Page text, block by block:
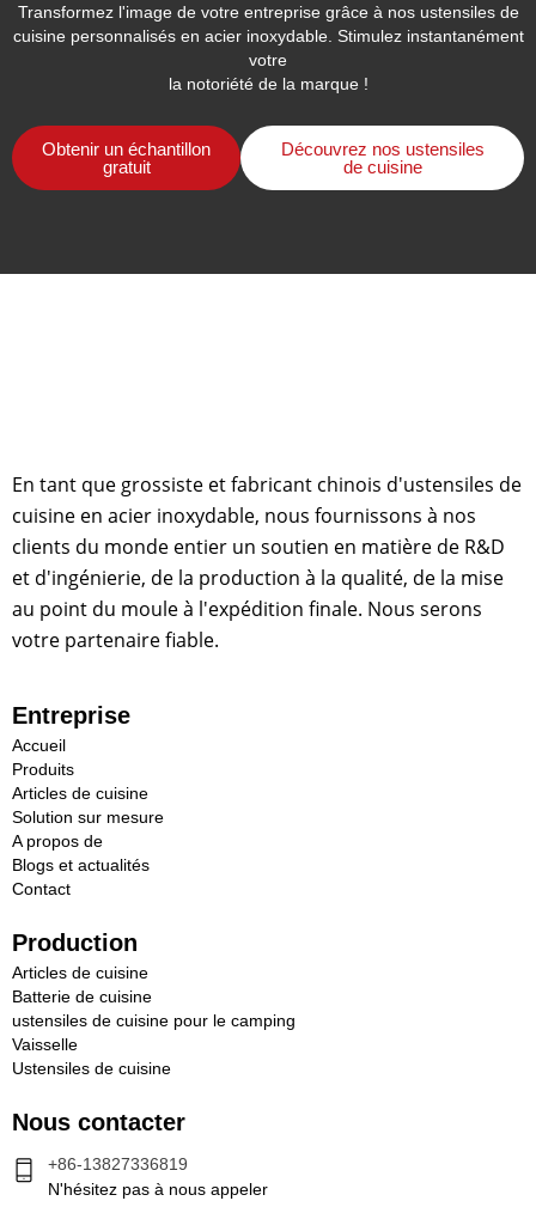
Transformez l'image de votre entreprise grâce à nos ustensiles de
cuisine personnalisés en acier inoxydable. Stimulez instantanément
votre
la notoriété de la marque !
Obtenir un échantillon
gratuit
Découvrez nos ustensiles
de cuisine
En tant que grossiste et fabricant chinois d'ustensiles de
cuisine en acier inoxydable, nous fournissons à nos
clients du monde entier un soutien en matière de R&D
et d'ingénierie, de la production à la qualité, de la mise
au point du moule à l'expédition finale. Nous serons
votre partenaire fiable.
Entreprise
Accueil
Produits
Articles de cuisine
Solution sur mesure
A propos de
Blogs et actualités
Contact
Production
Articles de cuisine
Batterie de cuisine
ustensiles de cuisine pour le camping
Vaisselle
Ustensiles de cuisine
Nous contacter
+86-13827336819
N'hésitez pas à nous appeler